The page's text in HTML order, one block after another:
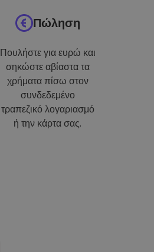
Πώληση
Πουλήστε για ευρώ και
σηκώστε αβίαστα τα
χρήματα πίσω στον
συνδεδεμένο
τραπεζικό λογαριασμό
ή την κάρτα σας.